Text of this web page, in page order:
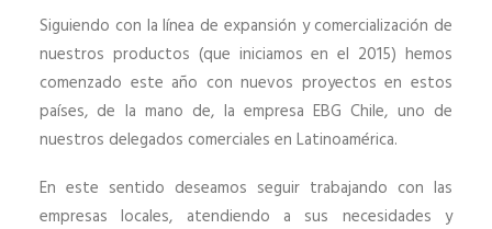
Siguiendo con la línea de expansión y comercialización de
nuestros productos (que iniciamos en el 2015) hemos
comenzado este año con nuevos proyectos en estos
países, de la mano de, la empresa EBG Chile, uno de
nuestros delegados comerciales en Latinoamérica.
En este sentido deseamos seguir trabajando con las
empresas locales, atendiendo a sus necesidades y